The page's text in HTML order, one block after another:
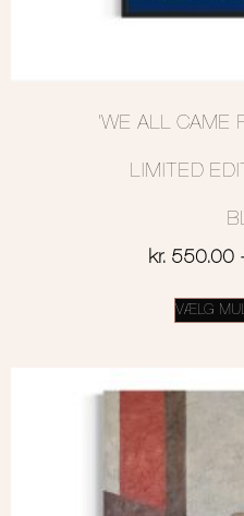
‘WE ALL CAME
LIMITED
kr.550.00
VÆLG